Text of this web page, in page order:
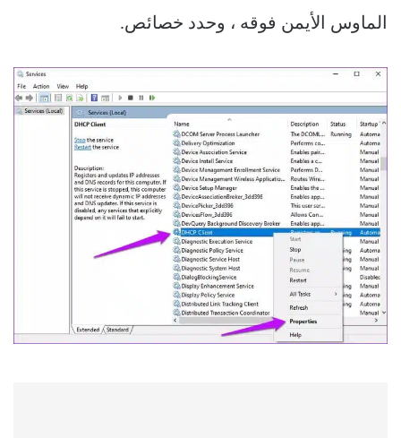
الماوس الأيمن فوقه ، وحدد خصائص.